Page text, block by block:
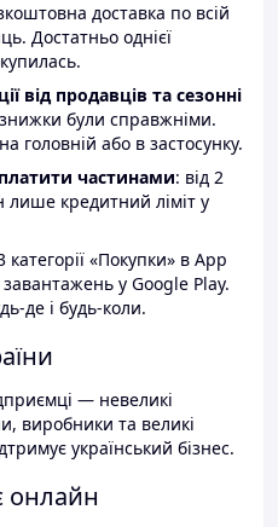
доставка по всій
Достатньо однієї
від продавців та сезонні
були справжніми.
головній або в застосунку.
частинами: від 2
лише кредитний ліміт у
«Покупки» в App
у Google Play.
де і будь-коли.
— невеликі
виробники та великі
український бізнес.
онлайн